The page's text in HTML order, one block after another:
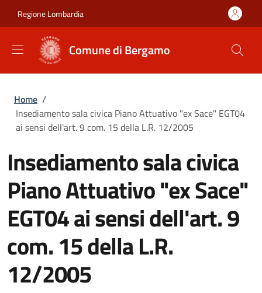
Regione Lombardia
Comune di Bergamo
Briciole di pane
Home /
Insediamento sala civica Piano Attuativo "ex Sace" EGT04
ai sensi dell'art. 9 com. 15 della L.R. 12/2005
Insediamento sala civica
Piano Attuativo "ex Sace"
EGT04 ai sensi dell'art. 9
com. 15 della L.R.
12/2005